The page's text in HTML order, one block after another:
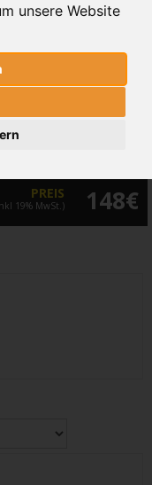
unsere Website
10.00
PREIS
19% MwSt.) 148€